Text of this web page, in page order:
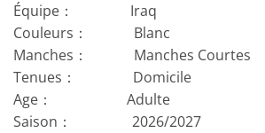
Équipe： Iraq
Couleurs： Blanc
Manches： Manches Courtes
Tenues： Domicile
Age： Adulte
Saison： 2026/2027